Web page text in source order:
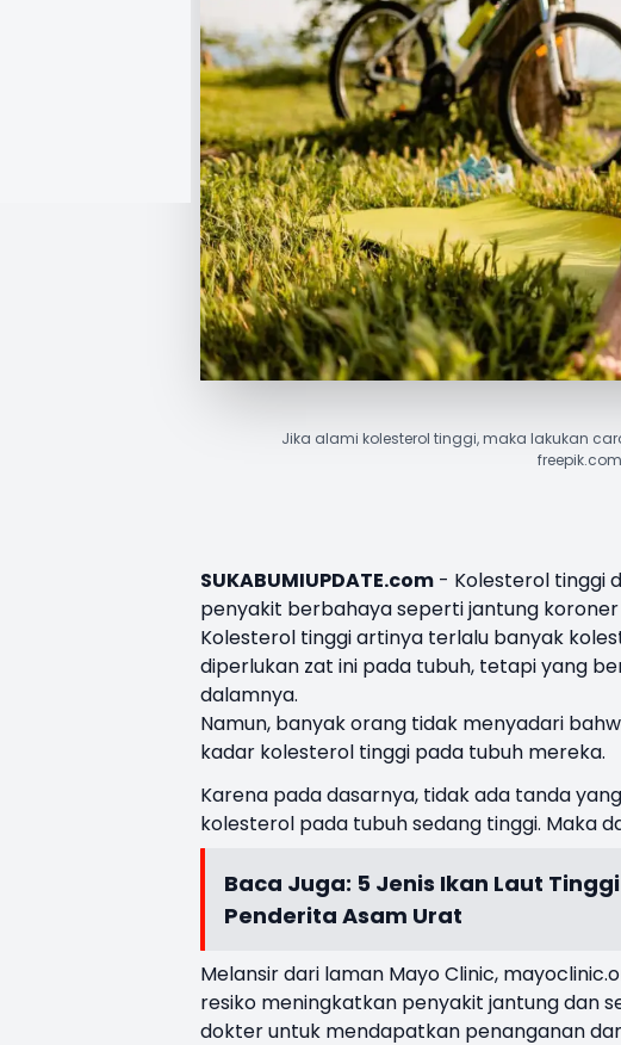
Jika alami kolesterol tinggi, maka lakukan
SUKABUMIUPDATE.com - Kolesterol tinggi
penyakit berbahaya seperti jantung
Kolesterol tinggi artinya terlalu banyak
diperlukan zat ini pada tubuh, tetapi yang
dalamnya.
Namun, banyak orang tidak menyadari
kadar kolesterol tinggi pada tubuh mereka.
Karena pada dasarnya, tidak ada tanda
kolesterol pada tubuh sedang tinggi. Maka
Baca Juga: 5 Jenis Ikan Laut
Penderita Asam Urat
Melansir dari laman Mayo Clinic,
resiko meningkatkan penyakit jantung dan
dokter untuk mendapatkan penanganan